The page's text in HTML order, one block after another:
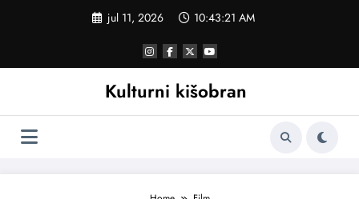
jul 11, 2026 10:43:22 AM
Kulturni kišobran